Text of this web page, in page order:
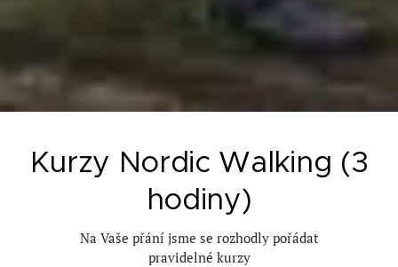
Kurzy Nordic Walking (3
hodiny)
Na Vaše přání jsme se rozhodly pořádat
pravidelné kurzy